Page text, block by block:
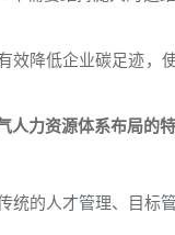
降低企业碳足迹，
力资源体系布局的特
统的人才管理、目标